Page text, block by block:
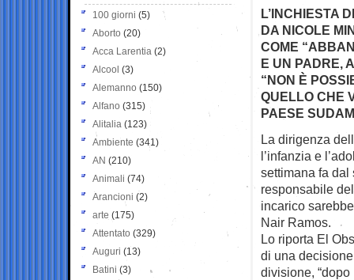
L’INCHIESTA
DA NICOLE
COME
E UN PADRE,
“NON È
QUELLO CHE
PAESE
La dirigenza
l’infanzia e
settimana fa dal
responsabile
incarico
Nair Ramos.
Lo riporta El
di una
divisione,
100 giorni (5)
Aborto (20)
Acca Larentia (2)
Alcool (3)
Alemanno (150)
Alfano (315)
Alitalia (123)
Ambiente (341)
AN (210)
Animali (74)
Arancioni (2)
arte (175)
Attentato (329)
Auguri (13)
Batini (3)